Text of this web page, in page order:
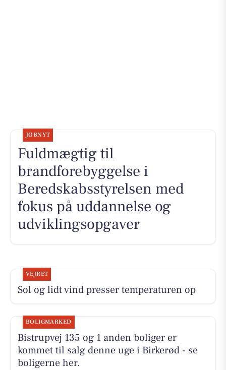
JOBNYT
Fuldmægtig til
brandforebyggelse i
Beredskabsstyrelsen med
fokus på uddannelse og
udviklingsopgaver
VEJRET
Sol og lidt vind presser temperaturen op
BOLIGMARKED
Bistrupvej 135 og 1 anden boliger er
kommet til salg denne uge i Birkerød - se
boligerne her.